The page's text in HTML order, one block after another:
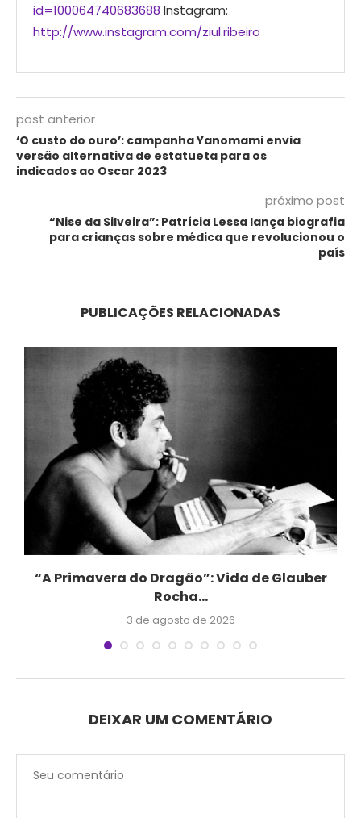
id=100064740683688 Instagram:
http://www.instagram.com/ziul.ribeiro
post anterior
‘O custo do ouro’: campanha Yanomami envia
versão alternativa de estatueta para os
indicados ao Oscar 2023
próximo post
“Nise da Silveira”: Patrícia Lessa lança biografia
para crianças sobre médica que revolucionou o
país
PUBLICAÇÕES RELACIONADAS
“A Primavera do Dragão”: Vida de Glauber
Rocha...
3 de agosto de 2026
DEIXAR UM COMENTÁRIO